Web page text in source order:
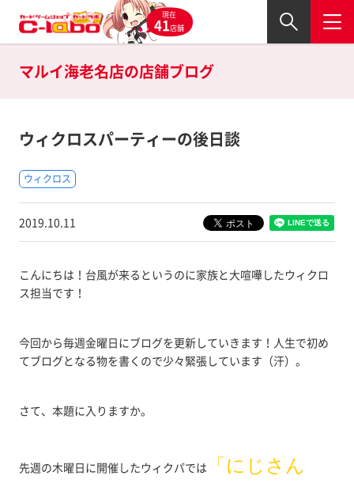
現在
41店舗
マルイ海老名店の店舗ブログ
ウィクロスパーティーの後日談
ウィクロス
2019.10.11
こんにちは！台風が来るというのに家族と大喧嘩したウィクロ
ス担当です！
今回から毎週金曜日にブログを更新していきます！人生で初め
てブログとなる物を書くので少々緊張しています（汗）。
さて、本題に入りますか。
先週の木曜日に開催したウィクパでは
「にじさん